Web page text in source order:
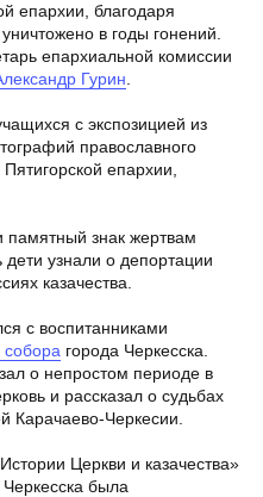
епархии, благодаря
в годы гонений.
епархиальной комиссии
Гурин
с экспозицией из
православного
епархии,
памятный знак жертвам
дети узнали о депортации
казачества.
с воспитанниками
собора города Черкесска.
о непростом периоде в
и рассказал о судьбах
Карачаево-Черкесии.
Церкви и казачества»
была